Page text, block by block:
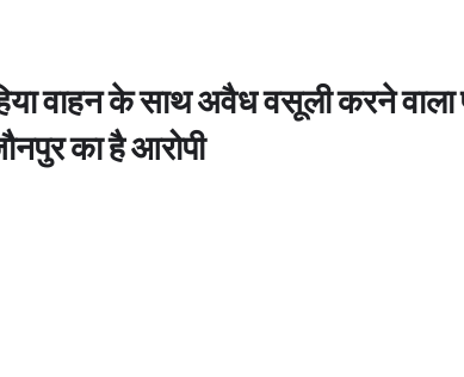
वाहन के साथ अवैध वसूली करने
का है आरोपी